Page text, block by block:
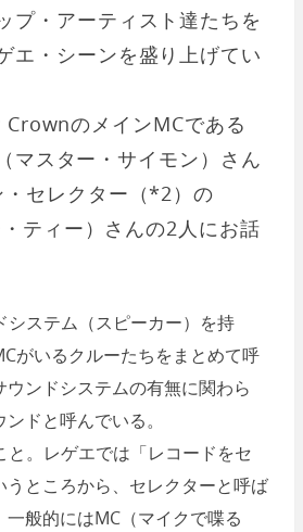
プ・アーティスト達たちを
エ・シーンを盛り上げてい
のメインMCである
マスター・サイモン）さん
・セレクター（*2）の
ティー）さんの2人にお話
システム（スピーカー）を持
がいるクルーたちをまとめて呼
ンドシステムの有無に関わら
ドと呼んでいる。
と。レゲエでは「レコードをセ
うところから、セレクターと呼ば
般的にはMC（マイクで喋る